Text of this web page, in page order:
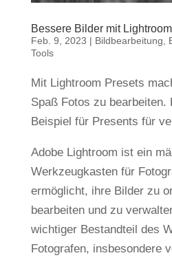
Bessere Bilder mit
Feb. 9, 2023 | Bildbearbeitung
Tools
Mit Lightroom Presets
Spaß Fotos zu bearbeiten.
Beispiel für Presents für
Adobe Lightroom ist ein
Werkzeugkasten für
ermöglicht, ihre Bilder zu
bearbeiten und zu
wichtiger Bestandteil des
Fotografen, insbesondere